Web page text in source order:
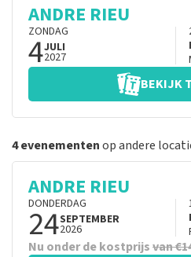
ANDRE RIEU
ZONDAG
4JULI
2027
BEKIJK
4 evenementenop andere
ANDRE RIEU
DONDERDAG
24SEPTEMBER
2026
Nu onder de kostprijsvan